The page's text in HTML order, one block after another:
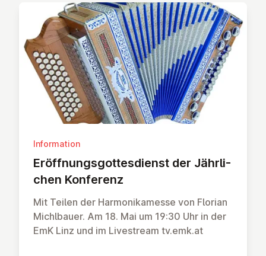
Information
Er­öff­nungs­got­tes­dienst der Jähr­li­
chen Konferenz
Mit Teilen der Harmonikamesse von Florian
Michlbauer. Am 18. Mai um 19:30 Uhr in der
EmK Linz und im Livestream tv.emk.at